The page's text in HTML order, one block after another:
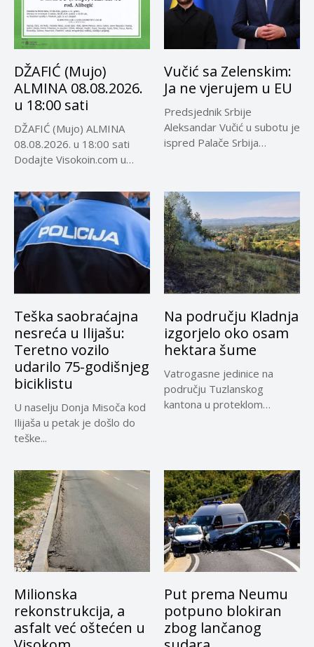
DŽAFIĆ (Mujo)
ALMINA 08.08.2026.
u 18:00 sati
DŽAFIĆ (Mujo) ALMINA
08.08.2026. u 18:00 sati
Dodajte Visokoin.com u
Vučić sa Zelenskim:
Ja ne vjerujem u EU
Predsjednik Srbije
Aleksandar Vučić u subotu je
ispred Palače Srbija
Teška saobraćajna
nesreća u Ilijašu:
Teretno vozilo
udarilo 75-godišnjeg
biciklistu
U naselju Donja Misoča kod
Ilijaša u petak je došlo do
teške...
Na području Kladnja
izgorjelo oko osam
hektara šume
Vatrogasne jedinice na
području Tuzlanskog
kantona u proteklom
Milionska
rekonstrukcija, a
asfalt već oštećen u
Put prema Neumu
potpuno blokiran
zbog lančanog